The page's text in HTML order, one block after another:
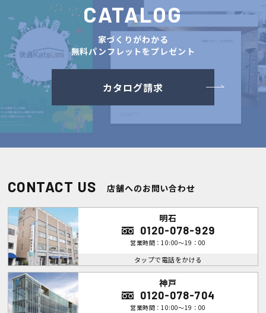
CATALOG
家づくりがわかる
無料パンフレットをプレゼント
カタログ請求
CONTACT US 店舗へのお問い合わせ
明石
0120-078-929
営業時間：10:00～19：00
タップで電話をかける
神戸
0120-078-704
営業時間：10:00～19：00